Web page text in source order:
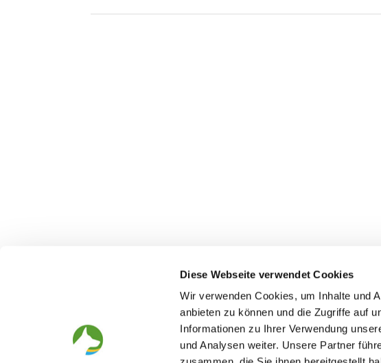
Diese Webseite verwendet Cookies
Wir verwenden Cookies, um Inhalte und
anbieten zu können und die Zugriffe auf
Informationen zu Ihrer Verwendung
und Analysen weiter. Unsere Partner
The German Shepherd The Club